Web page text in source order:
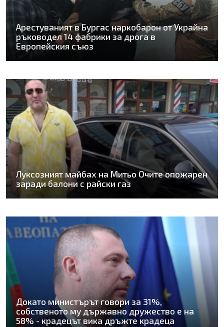
Арестуваният в Бургас наркобарон от Украйна
ръководел 14 фабрики за дрога в
Европейския съюз
Луксозният майбах на Митьо Очите опожарен
заради балони с райски газ
Докато министърът говори за 31%,
собственото му държавно дружество е на
58% - крадецът вика дръжте крадеца